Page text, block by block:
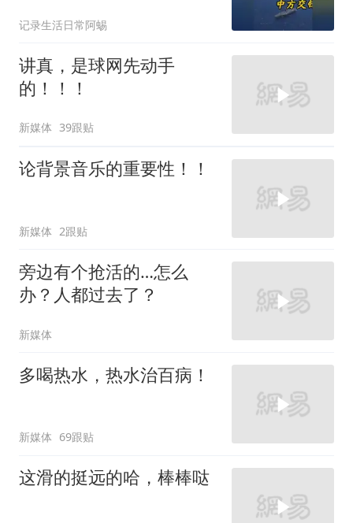
记录生活日常阿蜴
讲真，是球网先动手
的！！！
新媒体 39跟贴
论背景音乐的重要性！！
新媒体 2跟贴
旁边有个抢活的…怎么
办？人都过去了？
新媒体
多喝热水，热水治百病！
新媒体 69跟贴
这滑的挺远的哈，棒棒哒